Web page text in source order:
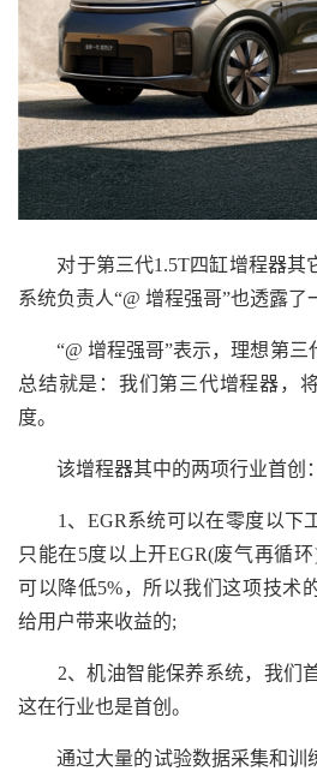
对于第三代1.5T四缸增程器其
系统负责人“@ 增程强哥”也透露了
“@ 增程强哥”表示，理想第三
总结就是：我们第三代增程器，
度。
该增程器其中的两项行业首创：
1、EGR系统可以在零度以下
只能在5度以上开EGR(废气再循
可以降低5%，所以我们这项技术
给用户带来收益的;
2、机油智能保养系统，我们首
这在行业也是首创。
通过大量的试验数据采集和训